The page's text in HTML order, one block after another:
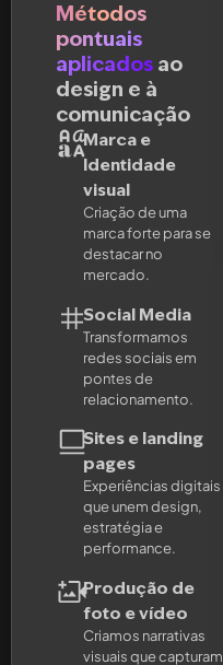
Métodos
pontuais
aplicados ao
design e à
comunicação
Marca e
Identidade
visual
Criação de uma
marca forte para se
destacar no
mercado.
Social Media
Transformamos
redes sociais em
pontes de
relacionamento.
Sites e landing
pages
Experiências digitais
que unem design,
estratégia e
performance.
Produção de
foto e vídeo
Criamos narrativas
visuais que capturam